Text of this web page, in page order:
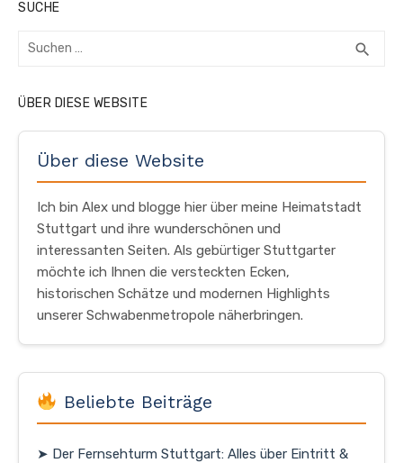
SUCHE
Suchen
search
ÜBER DIESE WEBSITE
Über diese Website
Ich bin Alex und blogge hier über meine Heimatstadt
Stuttgart und ihre wunderschönen und
interessanten Seiten. Als gebürtiger Stuttgarter
möchte ich Ihnen die versteckten Ecken,
historischen Schätze und modernen Highlights
unserer Schwabenmetropole näherbringen.
Beliebte Beiträge
➤ Der Fernsehturm Stuttgart: Alles über Eintritt &